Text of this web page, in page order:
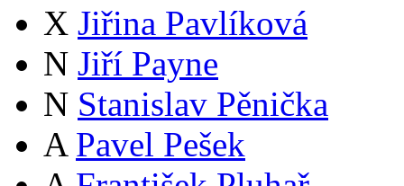
X Jiřina Pavlíková
N Jiří Payne
N Stanislav Pěnička
A Pavel Pešek